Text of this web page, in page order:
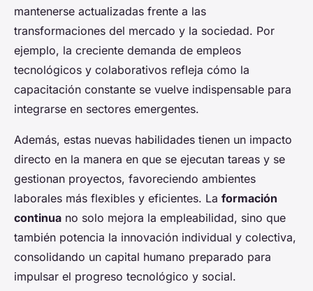
mantenerse actualizadas frente a las
transformaciones del mercado y la sociedad. Por
ejemplo, la creciente demanda de empleos
tecnológicos y colaborativos refleja cómo la
capacitación constante se vuelve indispensable para
integrarse en sectores emergentes.
Además, estas nuevas habilidades tienen un impacto
directo en la manera en que se ejecutan tareas y se
gestionan proyectos, favoreciendo ambientes
laborales más flexibles y eficientes. La formación
continua no solo mejora la empleabilidad, sino que
también potencia la innovación individual y colectiva,
consolidando un capital humano preparado para
impulsar el progreso tecnológico y social.